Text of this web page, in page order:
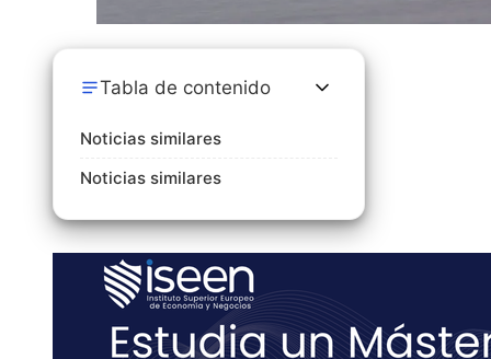
Tabla de contenido
Noticias similares
Noticias similares